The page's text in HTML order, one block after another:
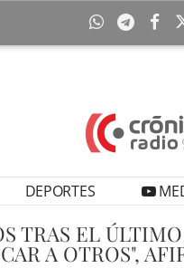
DEPORTES
TRAS EL
A OTROS",